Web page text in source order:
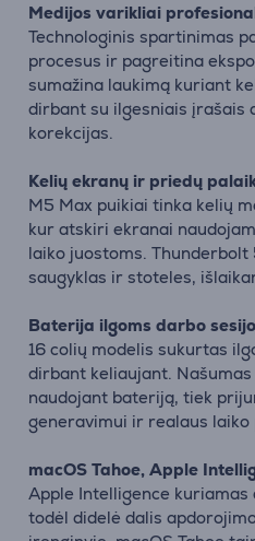
Medijos varikliai
Technologinis spartinimas
procesus ir pagreitina
sumažina laukimą kuriant
dirbant su ilgesniais įrašais
korekcijas.
Kelių ekranų ir priedų
M5 Max puikiai tinka kelių
kur atskiri ekranai
laiko juostoms.
saugyklas ir stoteles,
Baterija ilgoms darbo
16 colių modelis sukurtas
dirbant keliaujant.
naudojant bateriją, tiek
generavimui ir realaus laiko
macOS Tahoe, Apple
Apple Intelligence
todėl didelė dalis